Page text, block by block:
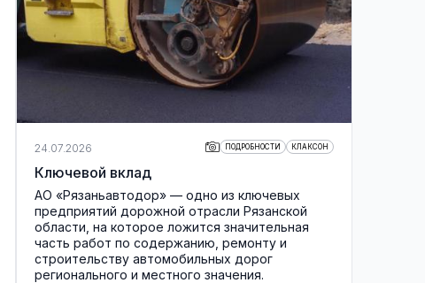
24.07.2026 ПОДРОБНОСТИ КЛАКСОН
Ключевой вклад
АО «Рязаньавтодор» — одно из ключевых
предприятий дорожной отрасли Рязанской
области, на которое ложится значительная
часть работ по содержанию, ремонту и
строительству автомобильных дорог
регионального и местного значения.